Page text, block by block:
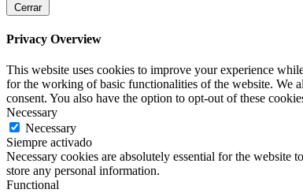
Cerrar
Privacy Overview
This website uses cookies to improve your experience
for the working of basic functionalities of the website. We
consent. You also have the option to opt-out of these
Necessary
Necessary
Siempre activado
Necessary cookies are absolutely essential for the
store any personal information.
Functional